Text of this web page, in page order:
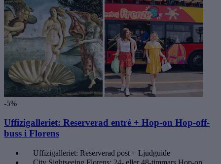
-5%
Uffizigalleriet: Reserverad entré + Hop-on Hop-off-
buss i Florens
Uffizigalleriet: Reserverad post + Ljudguide
City Sightseeing Florens: 24- eller 48-timmars Hop-on